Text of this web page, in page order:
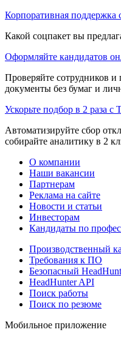
Корпоративная поддержка
Какой соцпакет вы
Оформляйте кандидатов
Проверяйте сотрудников
документы без бумаг и
Ускорьте подбор в 2 раза с
Автоматизируйте сбор
собирайте аналитику в 2
О компании
Наши вакансии
Партнерам
Реклама на сайте
Новости и статьи
Инвесторам
Кандидаты по
Производственный
Требования к ПО
Безопасный
HeadHunter API
Поиск работы
Поиск по резюме
Мобильное приложение